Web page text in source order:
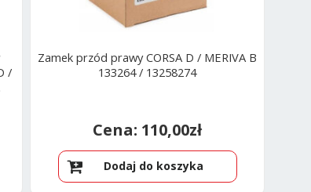
/
Zamek przód prawy CORSA D / MERIVA B
133264 / 13258274
110,00zł
Dodaj do koszyka